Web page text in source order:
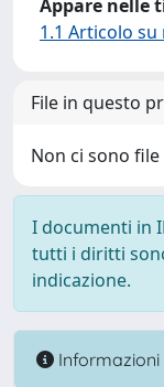
Appare nelle
1.1 Articolo su
File in questo
Non ci sono
I documenti in
tutti i diritti
indicazione.
Informazioni